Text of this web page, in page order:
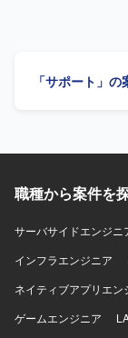
ど先進的な技
GitHub、
GitHub等の開
の設計・検証
CI/CD環境の整
などを担当していただきます
用ができる方や
また、GitHubや
前向きに関わって
ョンの魅力】
AWSマルチア
「サポート」
職種から案件を
サーバサイドエンジニ
インフラエンジニア
ネイティブアプリエン
ゲームエンジニア